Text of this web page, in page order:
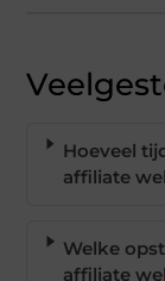
Hoeveel
affiliate
Welke
affiliate